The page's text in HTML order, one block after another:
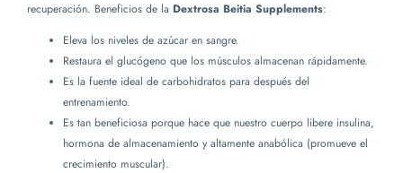
recuperación. Beneficios de la Dextrosa Beitia Supplements:
Eleva los niveles de azúcar en sangre.
Restaura el glucógeno que los músculos almacenan rápidamente.
Es la fuente ideal de carbohidratos para después del
entrenamiento.
Es tan beneficiosa porque hace que nuestro cuerpo libere insulina,
hormona de almacenamiento y altamente anabólica (promueve el
crecimiento muscular).